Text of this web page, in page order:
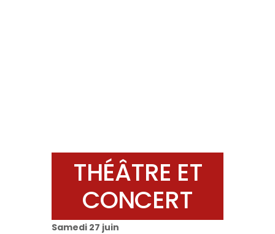
THÉÂTRE ET
CONCERT
Samedi 27 juin